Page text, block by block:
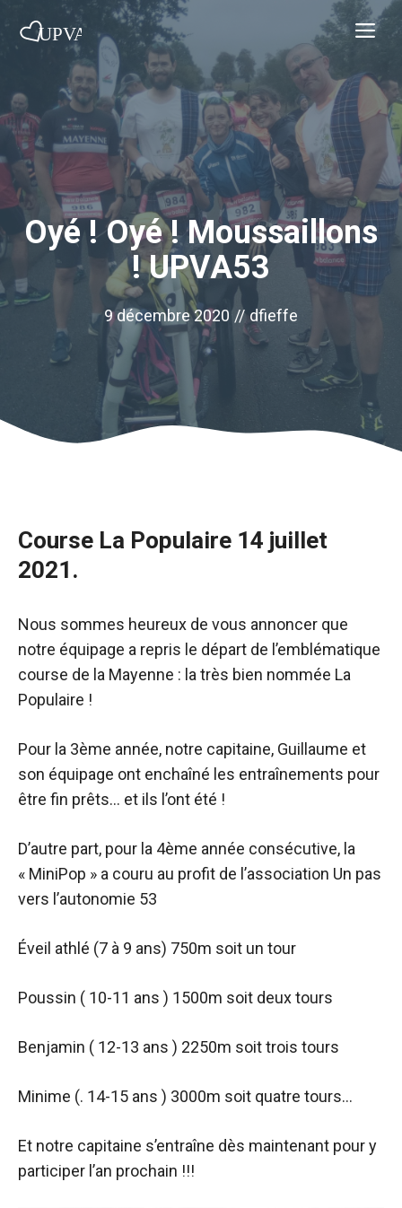
Oyé ! Oyé ! Moussaillons
! UPVA53
9 décembre 2020 // dfieffe
Course La Populaire 14 juillet
2021.
Nous sommes heureux de vous annoncer que
notre équipage a repris le départ de l’emblématique
course de la Mayenne : la très bien nommée La
Populaire !
Pour la 3ème année, notre capitaine, Guillaume et
son équipage ont enchaîné les entraînements pour
être fin prêts… et ils l’ont été !
D’autre part, pour la 4ème année consécutive, la
« MiniPop » a couru au profit de l’association Un pas
vers l’autonomie 53
Éveil athlé (7 à 9 ans) 750m soit un tour
Poussin ( 10-11 ans ) 1500m soit deux tours
Benjamin ( 12-13 ans ) 2250m soit trois tours
Minime (. 14-15 ans ) 3000m soit quatre tours…
Et notre capitaine s’entraîne dès maintenant pour y
participer l’an prochain !!!